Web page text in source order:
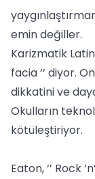
emin değiller.
Karizmatik
facia ‘’ diyor.
dikkatini ve
Okulların
kötüleştiriyor.
Eaton, ‘’ Rock